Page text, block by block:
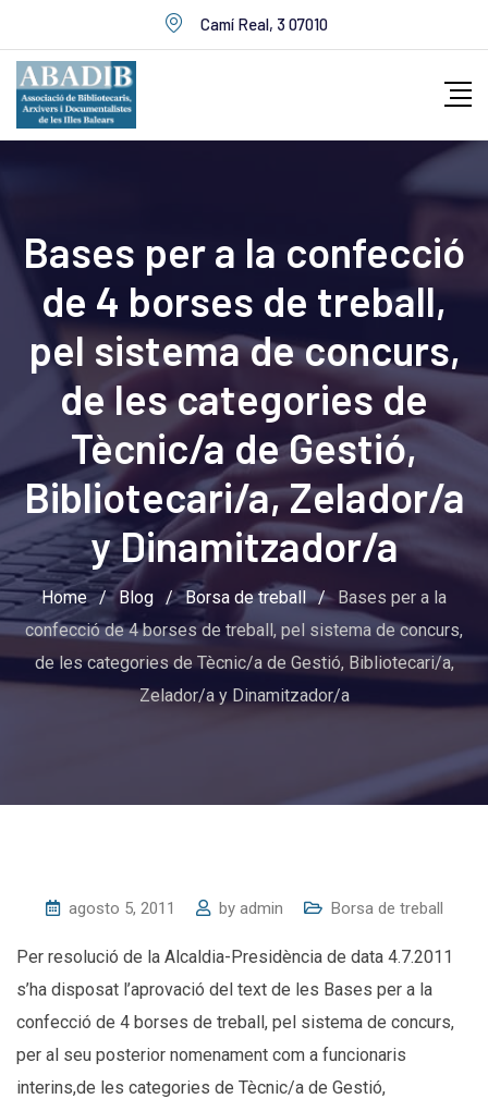
to
content
Camí Real, 3 07010
Bases per a la confecció
de 4 borses de treball,
pel sistema de concurs,
de les categories de
Tècnic/a de Gestió,
Bibliotecari/a, Zelador/a
y Dinamitzador/a
Home / Blog / Borsa de treball / Bases per a la
confecció de 4 borses de treball, pel sistema de concurs,
de les categories de Tècnic/a de Gestió, Bibliotecari/a,
Zelador/a y Dinamitzador/a
agosto 5, 2011 by admin Borsa de treball
Per resolució de la Alcaldia-Presidència de data 4.7.2011
s’ha disposat l’aprovació del text de les Bases per a la
confecció de 4 borses de treball, pel sistema de concurs,
per al seu posterior nomenament com a funcionaris
interins,de les categories de Tècnic/a de Gestió,